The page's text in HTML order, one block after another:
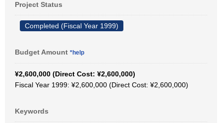
Project Status
Completed (Fiscal Year 1999)
Budget Amount *help
¥2,600,000 (Direct Cost: ¥2,600,000)
Fiscal Year 1999: ¥2,600,000 (Direct Cost: ¥2,600,000)
Keywords